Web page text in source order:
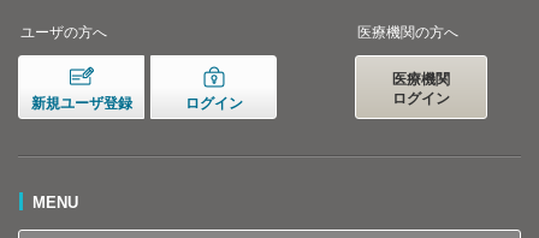
ユーザの方へ
新規ユーザ登録 ログイン
医療機関の方へ
医療機関
ログイン
MENU